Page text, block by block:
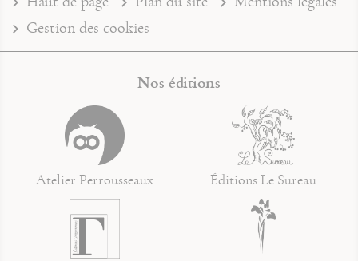
Gestion des cookies
Nos éditions
Atelier Perrousseaux Éditions Le Sureau